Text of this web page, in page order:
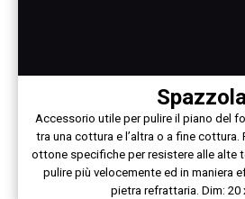
Accessorio utile per pulire il piano del
tra una cottura e l’altra o a fine cottura.
ottone specifiche per resistere alle alte
pulire più velocemente ed in maniera
pietra refrattaria. Dim: 20